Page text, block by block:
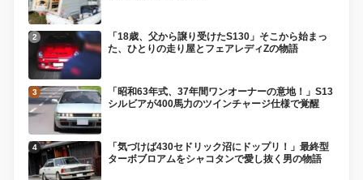
「18歳、父から譲り受けたS130」そこから始まっ
た、ひとりの走り屋とフェアレディZの物語
「昭和63年式、37年間ワンオーナーの意地！」S13
シルビアが400馬力のツインチャージ仕様で覚醒
「気づけば430セドリック沼にドップリ！」最終型
ターボブロアムをシャコタンで愛し抜く男の物語